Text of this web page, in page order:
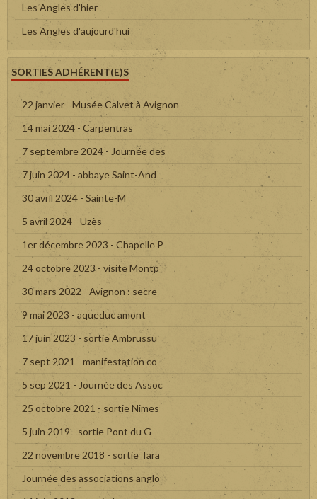
Les Angles d'hier
Les Angles d'aujourd'hui
SORTIES ADHÉRENT(E)S
22 janvier - Musée Calvet à Avignon
14 mai 2024 - Carpentras
7 septembre 2024 - Journée des
7 juin 2024 - abbaye Saint-And
30 avril 2024 - Sainte-M
5 avril 2024 - Uzès
1er décembre 2023 - Chapelle P
24 octobre 2023 - visite Montp
30 mars 2022 - Avignon : secre
9 mai 2023 - aqueduc amont
17 juin 2023 - sortie Ambrussu
7 sept 2021 - manifestation co
5 sep 2021 - Journée des Assoc
25 octobre 2021 - sortie Nîmes
5 juin 2019 - sortie Pont du G
22 novembre 2018 - sortie Tara
Journée des associations anglo